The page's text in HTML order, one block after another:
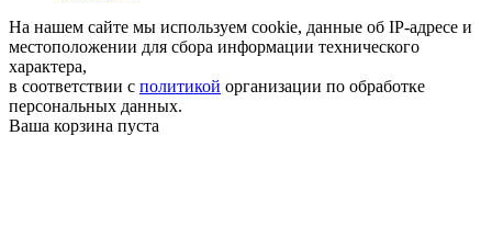
На нашем сайте мы используем cookie, данные об IP-адресе и
местоположении для сбора информации технического
характера,
в соответствии с политикой организации по обработке
персональных данных.
Ваша корзина пуста